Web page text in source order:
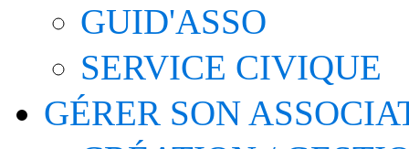
GUID'ASSO
SERVICE CIVIQUE
GÉRER SON